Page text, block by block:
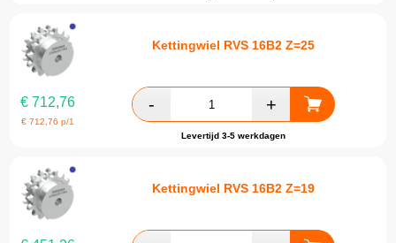
Kettingwiel RVS 16B2 Z=25
€ 712,76
€712,76 p/1
Levertijd 3-5 werkdagen
Kettingwiel RVS 16B2 Z=19